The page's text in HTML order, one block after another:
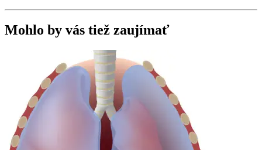
Mohlo by vás tiež zaujímať